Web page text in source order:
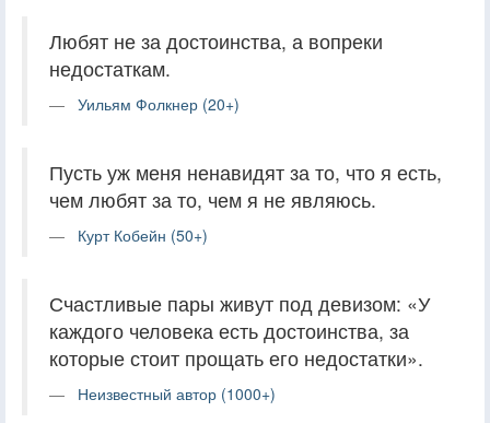
Любят не за достоинства, а вопреки
недостаткам.
Уильям Фолкнер (20+)
Пусть уж меня ненавидят за то, что я есть,
чем любят за то, чем я не являюсь.
Курт Кобейн (50+)
Счастливые пары живут под девизом: «У
каждого человека есть достоинства, за
которые стоит прощать его недостатки».
Неизвестный автор (1000+)